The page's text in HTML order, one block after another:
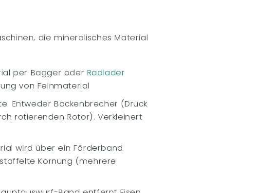
die mineralisches Material
per Bagger oder Radlader
von Feinmaterial
Entweder Backenbrecher (Druck
rotierenden Rotor). Verkleinert
wird über ein Förderband
Körnung (mehrere